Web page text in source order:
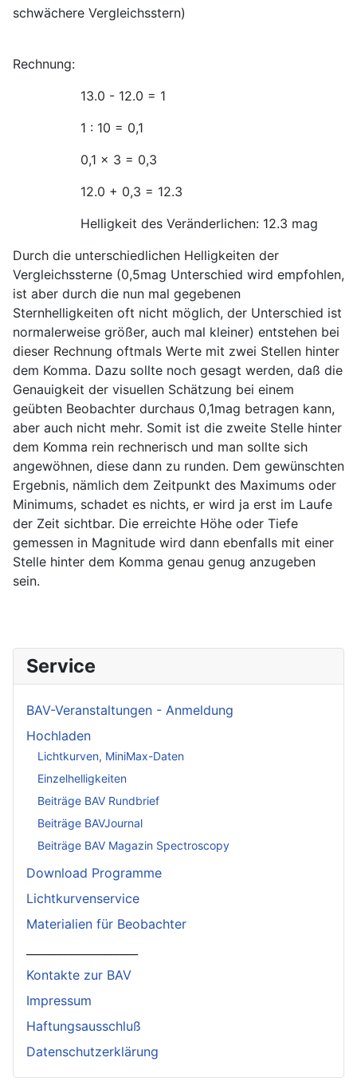
schwächere Vergleichsstern)
Rechnung:
13.0 - 12.0 = 1
1 : 10 = 0,1
0,1 x 3 = 0,3
12.0 + 0,3 = 12.3
Helligkeit des Veränderlichen: 12.3 mag
Durch die unterschiedlichen Helligkeiten der
Vergleichssterne (0,5mag Unterschied wird empfohlen,
ist aber durch die nun mal gegebenen
Sternhelligkeiten oft nicht möglich, der Unterschied ist
normalerweise größer, auch mal kleiner) entstehen bei
dieser Rechnung oftmals Werte mit zwei Stellen hinter
dem Komma. Dazu sollte noch gesagt werden, daß die
Genauigkeit der visuellen Schätzung bei einem
geübten Beobachter durchaus 0,1mag betragen kann,
aber auch nicht mehr. Somit ist die zweite Stelle hinter
dem Komma rein rechnerisch und man sollte sich
angewöhnen, diese dann zu runden. Dem gewünschten
Ergebnis, nämlich dem Zeitpunkt des Maximums oder
Minimums, schadet es nichts, er wird ja erst im Laufe
der Zeit sichtbar. Die erreichte Höhe oder Tiefe
gemessen in Magnitude wird dann ebenfalls mit einer
Stelle hinter dem Komma genau genug anzugeben
sein.
Service
BAV-Veranstaltungen - Anmeldung
Hochladen
Lichtkurven, MiniMax-Daten
Einzelhelligkeiten
Beiträge BAV Rundbrief
Beiträge BAVJournal
Beiträge BAV Magazin Spectroscopy
Download Programme
Lichtkurvenservice
Materialien für Beobachter
Kontakte zur BAV
Impressum
Haftungsausschluß
Datenschutzerklärung